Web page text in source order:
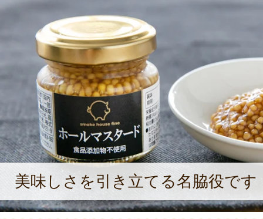
美味しさを引き立てる名脇役です